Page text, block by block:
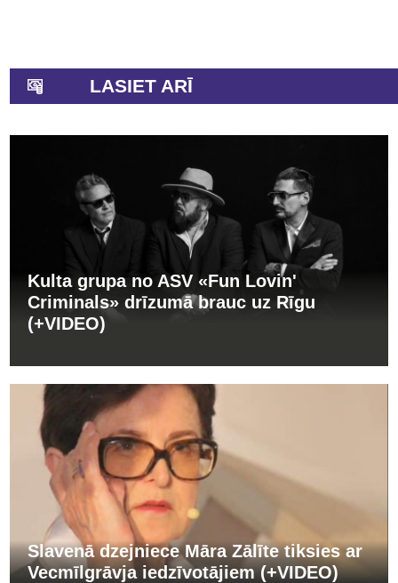
LASIET ARĪ
Kulta grupa no ASV «Fun Lovin'
Criminals» drīzumā brauc uz Rīgu
(+VIDEO)
Slavenā dzejniece Māra Zālīte tiksies ar
Vecmīlgrāvja iedzīvotājiem (+VIDEO)